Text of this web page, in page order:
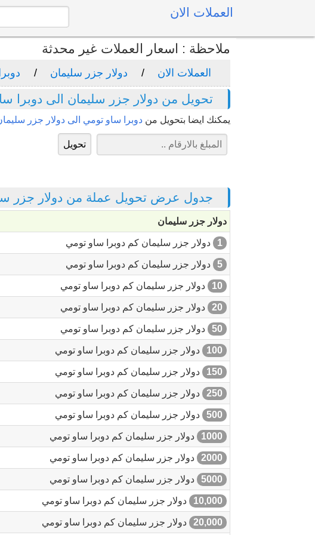
العملات الان
ملاحظة : اسعار العملات غير محدثة
العملات الان دولار جزر سليمان
تحويل من دولار جزر سليمان الى دوبرا
يمكنك ايضا بتحويل من دوبرا ساو تومي الى دولار جزر
جدول عرض تحويل عملة من دولار جزر
دولار جزر سليمان
1 دولار جزر سليمان كم دوبرا ساو تومي
5 دولار جزر سليمان كم دوبرا ساو تومي
10 دولار جزر سليمان كم دوبرا ساو تومي
20 دولار جزر سليمان كم دوبرا ساو تومي
50 دولار جزر سليمان كم دوبرا ساو تومي
100 دولار جزر سليمان كم دوبرا ساو تومي
150 دولار جزر سليمان كم دوبرا ساو تومي
250 دولار جزر سليمان كم دوبرا ساو تومي
500 دولار جزر سليمان كم دوبرا ساو تومي
1000 دولار جزر سليمان كم دوبرا ساو تومي
2000 دولار جزر سليمان كم دوبرا ساو تومي
5000 دولار جزر سليمان كم دوبرا ساو تومي
10,000 دولار جزر سليمان كم دوبرا ساو تومي
20,000 دولار جزر سليمان كم دوبرا ساو تومي